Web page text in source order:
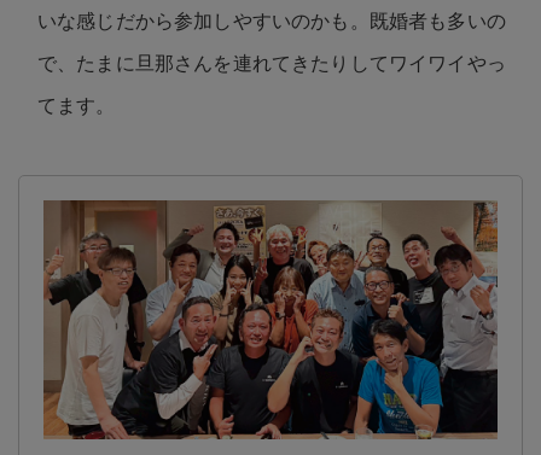
いな感じだから参加しやすいのかも。既婚者も多いの
で、たまに旦那さんを連れてきたりしてワイワイやっ
てます。